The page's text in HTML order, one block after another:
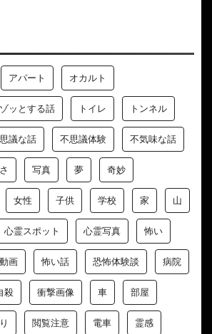
アパート オカルト
ゾッとする話 トイレ トンネル
議な話 不思議体験 不気味な話
写真 夢 奇妙
女性 子供 学校 家 山
心霊スポット 心霊写真 怖い
画 怖い話 恐怖体験談 病院
殺 衝撃画像 車 部屋
閲覧注意 電車 霊感